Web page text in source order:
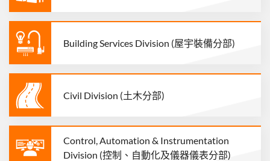
Building Services Division (屋宇裝備分部)
Civil Division (土木分部)
Control, Automation & Instrumentation
Division (控制、自動化及儀器儀表分部)